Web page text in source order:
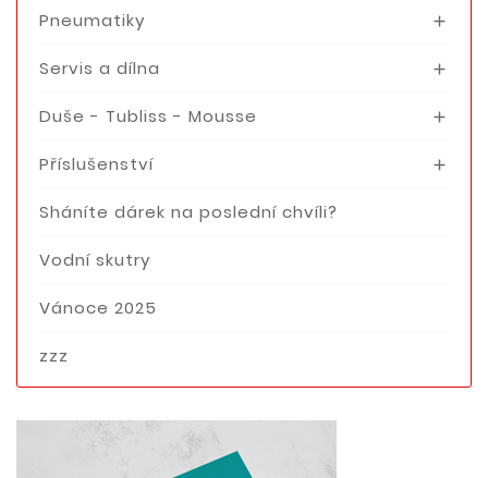
Pneumatiky 
Servis a dílna 
Duše - Tubliss - Mousse 
Příslušenství 
Sháníte dárek na poslední chvíli?
Vodní skutry
Vánoce 2025
zzz